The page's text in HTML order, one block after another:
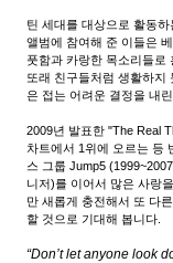
틴 세대를 대상으로 활동
앨범에 참여해 준 이들은
풋함과 카랑한 목소리들로
또래 친구들처럼 생활하지
은 접는 어려운 결정을 내
2009년 발표한 "The Real
차트에서 1위에 오르는 등
스 그룹 Jump5
니저)를 이어서 많은 사랑
만 새롭게 충전해서 또 다
할 것으로 기대해 봅니다.
“Don’t let anyone look